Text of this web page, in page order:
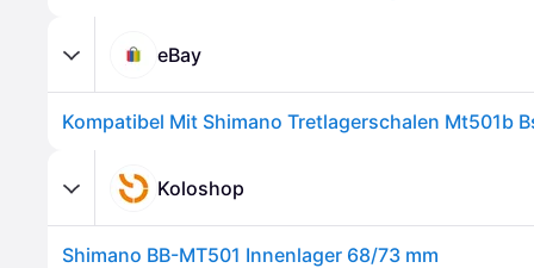
eBay
Kompatibel Mit Shimano Tretlagerschalen Mt501b
Koloshop
Shimano BB-MT501 Innenlager 68/73 mm